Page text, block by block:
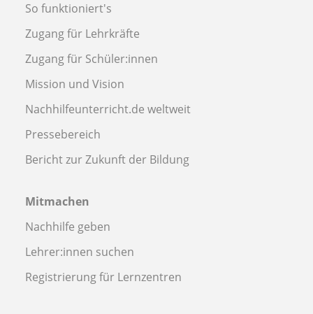
So funktioniert's
Zugang für Lehrkräfte
Zugang für Schüler:innen
Mission und Vision
Nachhilfeunterricht.de weltweit
Pressebereich
Bericht zur Zukunft der Bildung
Mitmachen
Nachhilfe geben
Lehrer:innen suchen
Registrierung für Lernzentren